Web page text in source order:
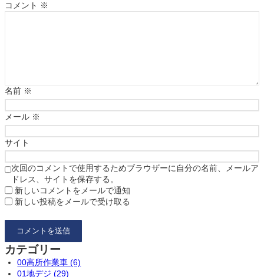
コメント ※
名前 ※
メール ※
サイト
次回のコメントで使用するためブラウザーに自分の名前、メールア
ドレス、サイトを保存する。
新しいコメントをメールで通知
新しい投稿をメールで受け取る
カテゴリー
00高所作業車 (6)
01地デジ (29)